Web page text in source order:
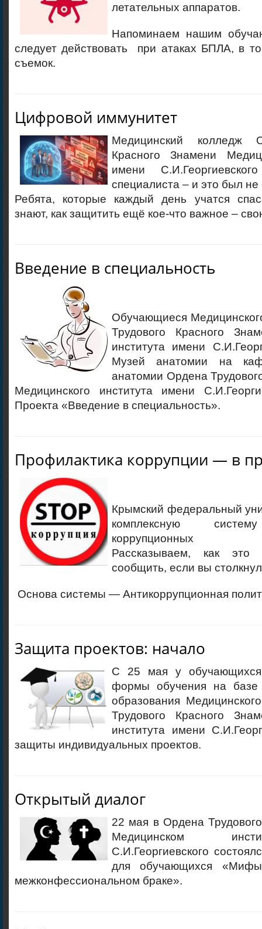
летательных аппаратов.
Напоминаем нашим
следует действовать при атаках БПЛА, в
съемок.
Цифровой иммунитет
Медицинский колледж
Красного Знамени
имени
специалиста – и это был
Ребята, которые каждый день учатся
знают, как защитить ещё кое-что важное –
Введение в специальность
Обучающиеся
Трудового Красного
института имени
Музей анатомии на
анатомии Ордена
Медицинского института имени
Проекта «Введение в специальность».
Профилактика коррупции — в
Крымский федеральный
комплексную
коррупционных
Рассказываем, как
сообщить, если вы
Основа системы — Антикоррупционная
Защита проектов: начало
С 25 мая у обучающихся
формы обучения на базе
образования
Трудового Красного
института имени
защиты индивидуальных проектов.
Открытый диалог
22 мая в Ордена
Медицинском
С.И.Георгиевского
для обучающихся
межконфессиональном браке».